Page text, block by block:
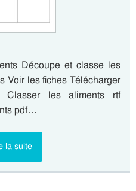
Découpe et classe les
Voir les fiches Télécharger
Classer les aliments rtf
pdf…
la suite